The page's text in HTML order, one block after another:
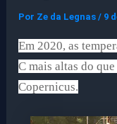
Por Ze da Legnas/ 9
Em 2020, as
C mais altas do
Copernicus.